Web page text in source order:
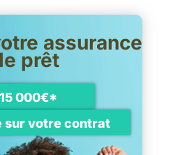
assurance
prêt
000€*
sur votre contrat